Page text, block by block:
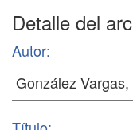
Detalle del
Autor: